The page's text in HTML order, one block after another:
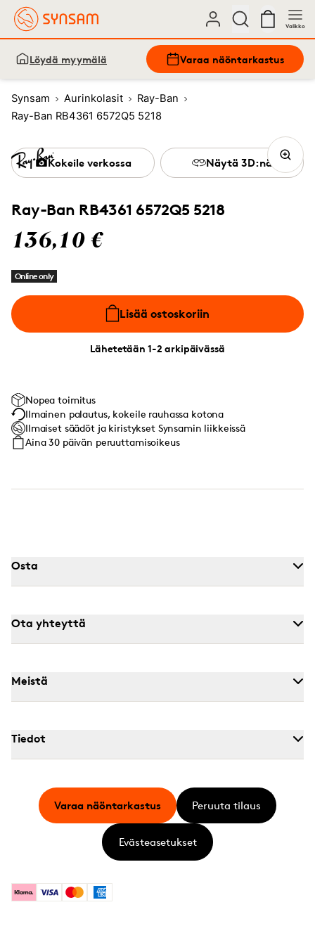
Valikko
Löydä myymälä Varaa näöntarkastus
Synsam Aurinkolasit
Ray-Ban
Ray-Ban RB4361 6572Q5 5218
Ray-Ban RB4361 6572Q5 5218
136,10 €
Online only
Lisää ostoskoriin
Lähetetään 1-2 arkipäivässä
Kokeile verkossa Näytä 3D:nä
Nopea toimitus
Ilmainen palautus, kokeile rauhassa kotona
Ilmaiset säädöt ja kiristykset Synsamin liikkeissä
Aina 30 päivän peruuttamisoikeus
Osta
Ota yhteyttä
Meistä
Tiedot
KlarnaVisa MastercardAmerican Express
Varaa näöntarkastus Peruuta tilaus
Evästeasetukset